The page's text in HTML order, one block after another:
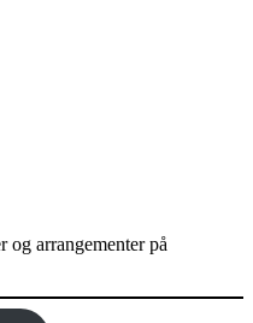
og arrangementer på